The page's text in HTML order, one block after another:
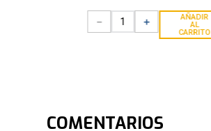
＋
－
AÑADIR
AL
CARRITO
COMENTARIOS